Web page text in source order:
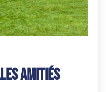
amitiés